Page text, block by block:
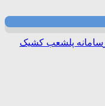
سامانه پلشعب کشیک